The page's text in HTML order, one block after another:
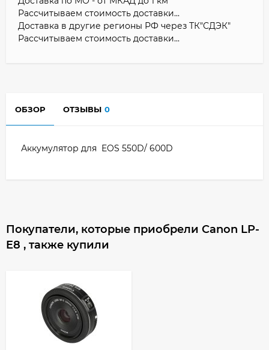
Рассчитываем стоимость доставки...
Доставка в другие регионы РФ через ТК"СДЭК"
Рассчитываем стоимость доставки...
ОБЗОР ОТЗЫВЫ 0
Аккумулятор для EOS 550D/ 600D
Покупатели, которые приобрели Canon LP-
E8 , также купили